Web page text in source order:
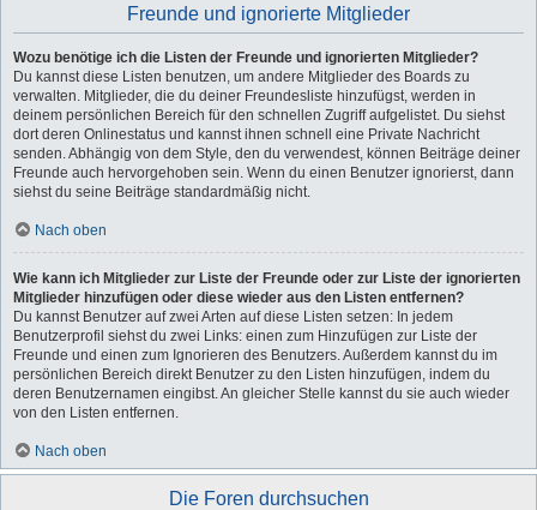
Freunde und ignorierte Mitglieder
Wozu benötige ich die Listen der Freunde und ignorierten Mitglieder?
Du kannst diese Listen benutzen, um andere Mitglieder des Boards zu
verwalten. Mitglieder, die du deiner Freundesliste hinzufügst, werden in
deinem persönlichen Bereich für den schnellen Zugriff aufgelistet. Du siehst
dort deren Onlinestatus und kannst ihnen schnell eine Private Nachricht
senden. Abhängig von dem Style, den du verwendest, können Beiträge deiner
Freunde auch hervorgehoben sein. Wenn du einen Benutzer ignorierst, dann
siehst du seine Beiträge standardmäßig nicht.
Nach oben
Wie kann ich Mitglieder zur Liste der Freunde oder zur Liste der ignorierten
Mitglieder hinzufügen oder diese wieder aus den Listen entfernen?
Du kannst Benutzer auf zwei Arten auf diese Listen setzen: In jedem
Benutzerprofil siehst du zwei Links: einen zum Hinzufügen zur Liste der
Freunde und einen zum Ignorieren des Benutzers. Außerdem kannst du im
persönlichen Bereich direkt Benutzer zu den Listen hinzufügen, indem du
deren Benutzernamen eingibst. An gleicher Stelle kannst du sie auch wieder
von den Listen entfernen.
Nach oben
Die Foren durchsuchen